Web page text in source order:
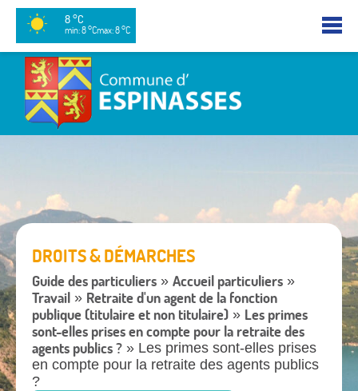
8 °C
min: 8 °Cmax: 8 °C
DROITS & DÉMARCHES
Guide des particuliers » Accueil particuliers »
Travail » Retraite d'un agent de la fonction
publique (titulaire et non titulaire) » Les primes
sont-elles prises en compte pour la retraite des
agents publics ? » Les primes sont-elles prises
en compte pour la retraite des agents publics
?